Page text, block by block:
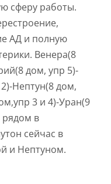
сферу работы.
АД и полную
Венера(8
дом, упр 5)-
Нептун(8 дом,
3 и 4)-Уран(9
рядом в
сейчас в
и Нептуном.